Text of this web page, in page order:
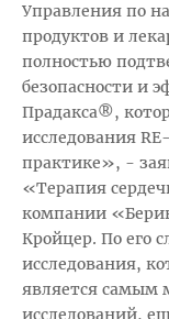
Управления по
продуктов и
полностью
безопасности и
Прадакса®,
исследования
практике», -
«Терапия
компании
Кройцер. По его
исследования,
является самым
исследований,